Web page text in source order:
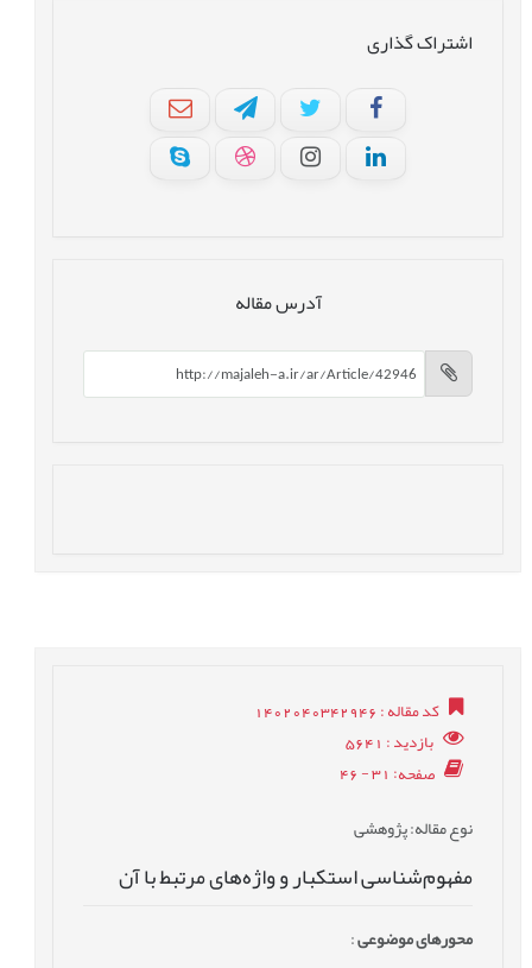
اشتراک گذاری
آدرس مقاله
کد مقاله: 1402040342946
بازدید: 5641
صفحه: 31 - 46
نوع مقاله: پژوهشی
مفهوم‌شناسی استکبار و واژه‌های مرتبط با آن
محورهای موضوعی: